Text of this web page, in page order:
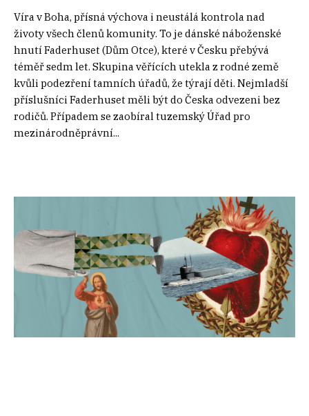
Víra v Boha, přísná výchova i neustálá kontrola nad
životy všech členů komunity. To je dánské náboženské
hnutí Faderhuset (Dům Otce), které v Česku přebývá
téměř sedm let. Skupina věřících utekla z rodné země
kvůli podezření tamních úřadů, že týrají děti. Nejmladší
příslušníci Faderhuset měli být do Česka odvezeni bez
rodičů. Případem se zaobíral tuzemský Úřad pro
mezinárodněprávní...